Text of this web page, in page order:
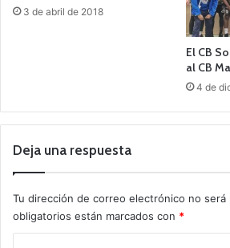
3 de abril de 2018
El CB
al CB
4 de
Deja una respuesta
Tu dirección de correo electrónico no será
obligatorios están marcados con *